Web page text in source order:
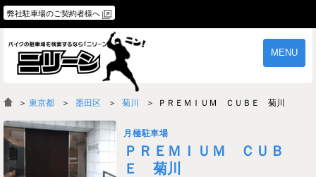
弊社駐車場のご契約者様へ
MENU
物件一覧
よくあるご質問
＞ 東京都 墨田区 菊川 ＰＲＥＭＩＵＭ ＣＵＢＥ 菊川
月極駐車場
ＰＲＥＭＩＵＭ ＣＵＢ
Ｅ 菊川